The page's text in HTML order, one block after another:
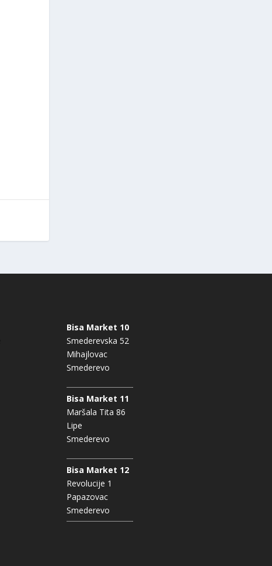
Bisa Market 10
Smederevska 52
Mihajlovac
Smederevo
Bisa Market 11
Maršala Tita 86
Lipe
Smederevo
Bisa Market 12
Revolucije 1
Papazovac
Smederevo